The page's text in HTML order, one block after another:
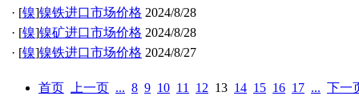
· [镍]镍铁进口市场价格 2024/8/28
· [镍]镍矿进口市场价格 2024/8/28
· [镍]镍铁进口市场价格 2024/8/27
首页 上一页 ... 8 9 10 11 12 13 14 15 16 17 ... 下一